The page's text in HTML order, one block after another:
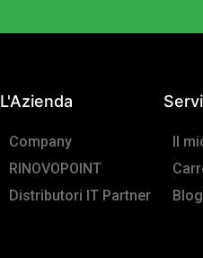
L'Azienda
Company
RINOVOPOINT
Distributori IT Partner
Il